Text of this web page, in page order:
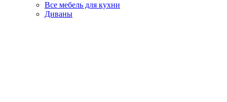
Все мебель для кухни
Диваны